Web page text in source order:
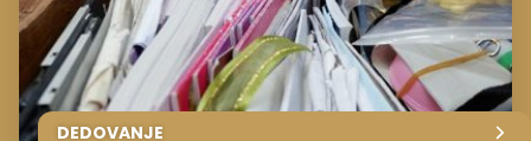
DEDOVANJE